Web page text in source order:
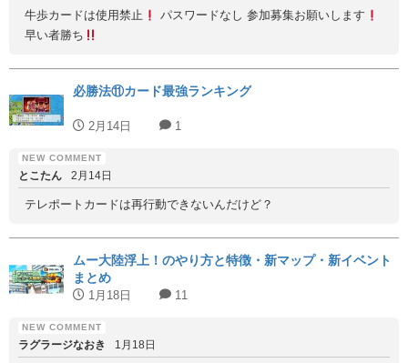
牛歩カードは使用禁止
パスワードなし 参加募集お願いします
早い者勝ち
必勝法⑪カード最強ランキング
2月14日 1
とこたん 2月14日
テレポートカードは再行動できないんだけど？
ムー大陸浮上！のやり方と特徴・新マップ・新イベント
まとめ
1月18日 11
ラグラージなおき 1月18日